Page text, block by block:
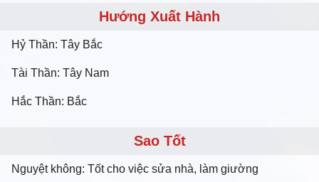
Hướng Xuất Hành
Hỷ Thần: Tây Bắc
Tài Thần: Tây Nam
Hắc Thần: Bắc
Sao Tốt
Nguyệt không: Tốt cho việc sửa nhà, làm giường